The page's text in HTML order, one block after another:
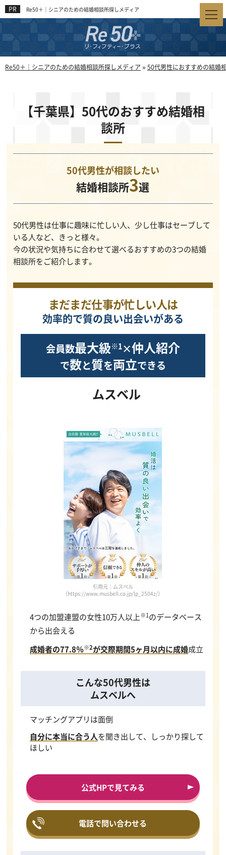
Re50＋｜シニアのための結婚相談所探しメディア
Re50＋｜シニアのための結婚相談所探しメディア »50代男性におすすめの結婚
【千葉県】50代のおすすめ結婚相
談所
50代男性が相談したい
結婚相談所3選
50代男性は仕事に趣味に忙しい人、少し仕事はセーブして
いる人など、きっと様々。
今の状況や気持ちに合わせて選べるおすすめの3つの結婚
相談所をご紹介します。
まだまだ仕事が忙しい人は
効率的で質の良い出会いがある
会員数最大級※1×仲人紹介
で数と質を両立できる
ムスベル
引用元：ムスベル
（https://www.musbell.co.jp/lp_2504z/）
4つの加盟連盟の女性10万人以上※1のデータベース
から出会える
成婚者の77.8％※2が交際期間5ヶ月以内に成婚成立
こんな50代男性は
ムスベルへ
マッチングアプリは面倒
自分に本当に合う人を聞き出して、しっかり探して
ほしい
公式HPで見てみる
電話で問い合わせる